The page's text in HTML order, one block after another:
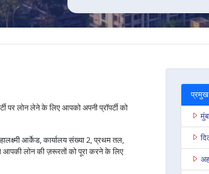
पर लोन लेने के लिए आपको अपनी प्रॉपर्टी को
आर्केड, कार्यालय संख्या 2, प्रथम तल,
आपकी लोन की ज़रूरतों को पूरा करने के लिए
प्रमुख